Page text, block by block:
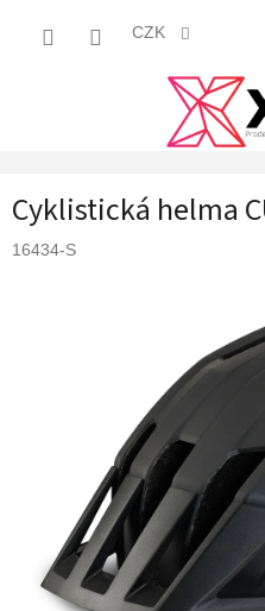
CZK
Cyklistická helma
16434-S